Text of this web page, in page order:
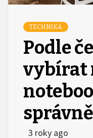
TECHNIKA
Podle
vybírat
3 roky ago